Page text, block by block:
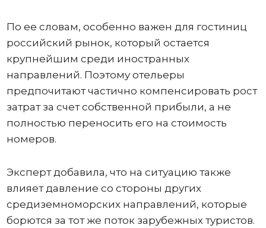
По ее словам, особенно важен для гостиниц
российский рынок, который остается
крупнейшим среди иностранных
направлений. Поэтому отельеры
предпочитают частично компенсировать рост
затрат за счет собственной прибыли, а не
полностью переносить его на стоимость
номеров.
Эксперт добавила, что на ситуацию также
влияет давление со стороны других
средиземноморских направлений, которые
борются за тот же поток зарубежных туристов.